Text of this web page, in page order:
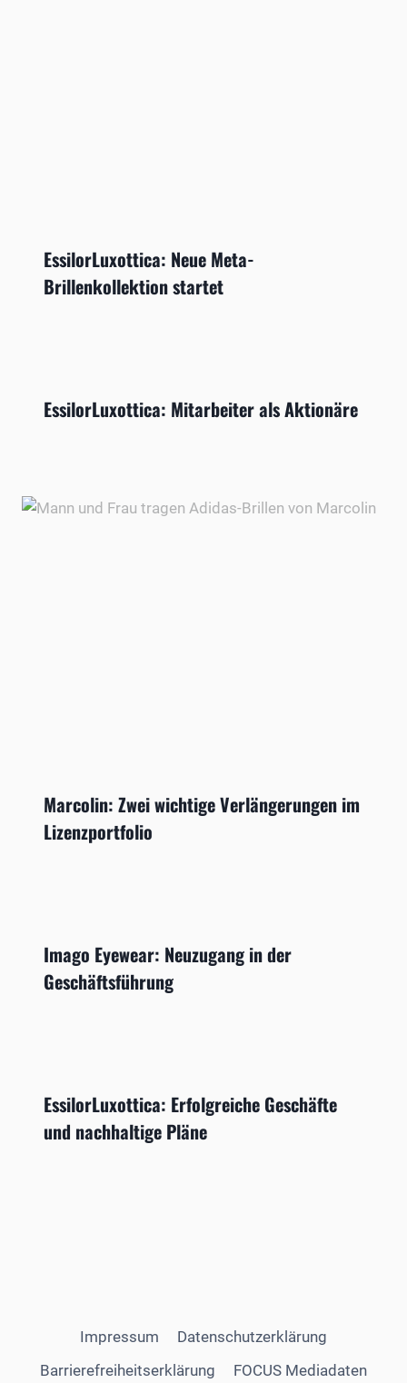
EssilorLuxottica: Neue Meta-
Brillenkollektion startet
EssilorLuxottica: Mitarbeiter als Aktionäre
Marcolin: Zwei wichtige Verlängerungen im
Lizenzportfolio
Imago Eyewear: Neuzugang in der
Geschäftsführung
EssilorLuxottica: Erfolgreiche Geschäfte
und nachhaltige Pläne
Impressum
Datenschutzerklärung
Barrierefreiheitserklärung
FOCUS Mediadaten